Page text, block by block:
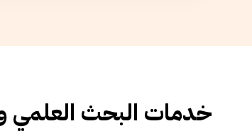
خدمات البحث العلمي